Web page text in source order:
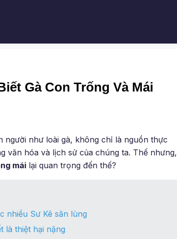
Gà Con Trống Và Mái
người như loài gà, không chỉ là nguồn thực
văn hóa và lịch sử của chúng ta. Thế nhưng,
mái lại quan trọng đến thế?
nhiều Sư Kê săn lùng
là thiệt hại nặng